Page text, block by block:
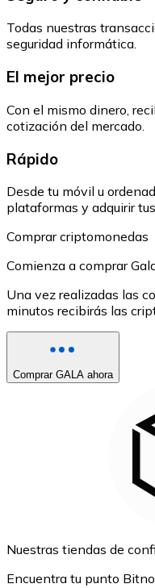
Todas nuestras
seguridad informática.
El mejor precio
Con el mismo dinero,
cotización del mercado.
Rápido
Desde tu móvil u
plataformas y adquirir
Comprar criptomonedas
Comienza a comprar
Una vez realizadas las
minutos recibirás las
Comprar GALA ahora
Nuestras tiendas de
Encuentra tu punto